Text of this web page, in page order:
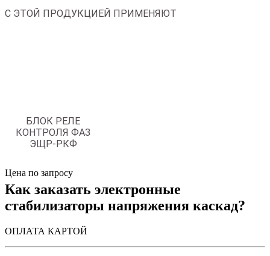
С ЭТОЙ ПРОДУКЦИЕЙ ПРИМЕНЯЮТ
БЛОК РЕЛЕ
КОНТРОЛЯ ФАЗ
ЭЩР-РКФ
Цена по запросу
Как заказать электронные
стабилизаторы напряжения каскад?
ОПЛАТА КАРТОЙ